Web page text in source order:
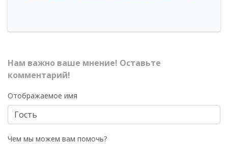
Нам важно ваше мнение! Оставьте
комментарий!
Отображаемое имя
Чем мы можем вам помочь?